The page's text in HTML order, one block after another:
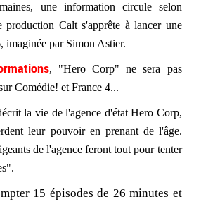
une information circule selon
production Calt s'apprête à lancer une
imaginée par Simon Astier.
, "Hero Corp" ne sera pas
Comédie! et France 4...
la vie de l'agence d'état Hero Corp,
leur pouvoir en prenant de l'âge.
de l'agence feront tout pour tenter
15 épisodes de 26 minutes et